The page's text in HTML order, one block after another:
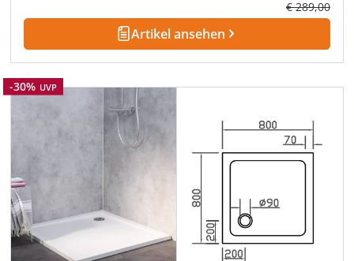
Regulärer
€ 289,00
Artikel ansehen
Rabatt
-30% UVP